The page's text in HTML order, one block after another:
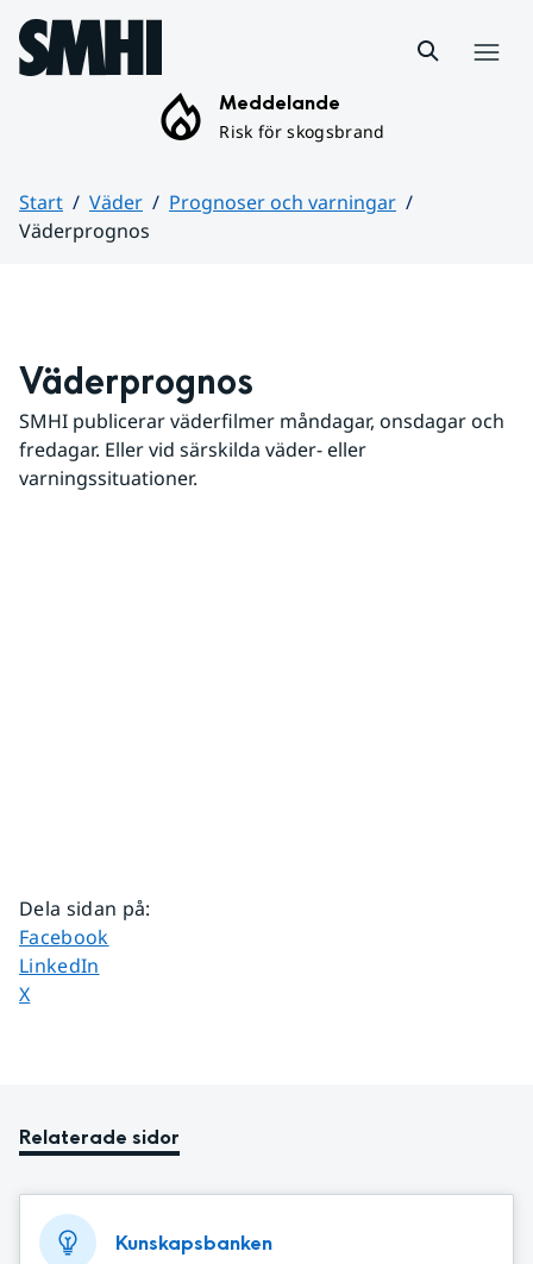
Hoppa till sidans innehåll
Meddelande
Risk för skogsbrand
Start Väder
Prognoser och varningar
Väderprognos
Väderprognos
SMHI publicerar väderfilmer måndagar, onsdagar och
fredagar. Eller vid särskilda väder- eller
varningssituationer.
Dela sidan på:
Dela sidan på
Facebook
Dela sidan på
LinkedIn
Dela sidan på
X
Relaterade sidor
Kunskapsbanken